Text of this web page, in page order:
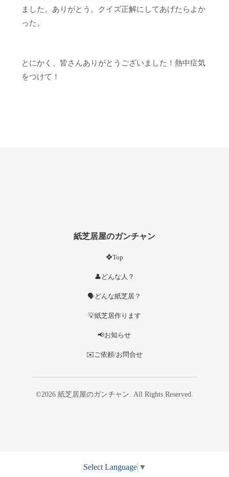
ました。ありがとう。クイズ正解にしてあげたらよか
った。
とにかく、皆さんありがとうございました！熱中症気
をつけて！
Select Language ▼
紙芝居屋のガンチャン
❖Top
👤どんな人？
🗣️どんな紙芝居？
💡紙芝居作ります
📢お知らせ
✉️ご依頼/お問合せ
©2026 紙芝居屋のガンチャン . All Rights Reserved.